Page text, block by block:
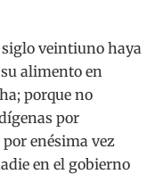
siglo veintiuno haya
alimento en
porque no
por
enésima vez
en el gobierno